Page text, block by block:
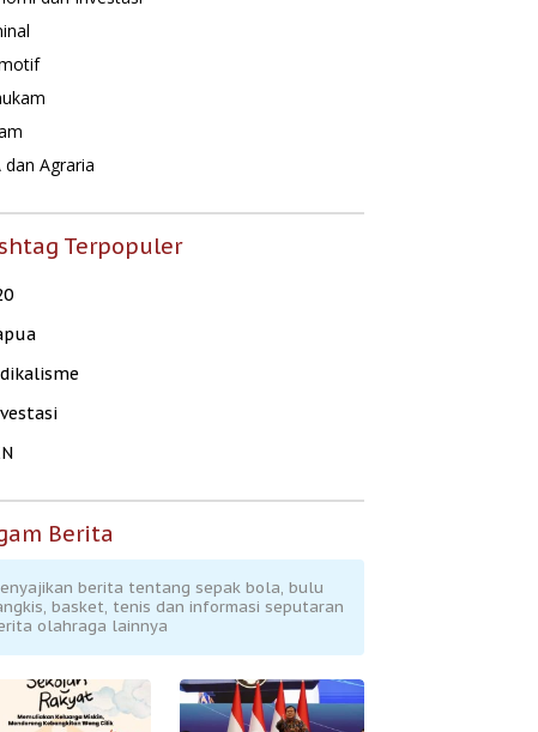
dan Agraria
Terpopuler
Berita
berita tentang sepak bola, bulu
basket, tenis dan informasi seputaran
olahraga lainnya